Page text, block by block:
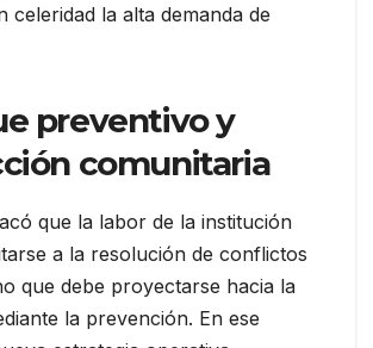
celeridad la alta demanda de
preventivo y
comunitaria
que la labor de la institución
a la resolución de conflictos
que debe proyectarse hacia la
la prevención. En ese